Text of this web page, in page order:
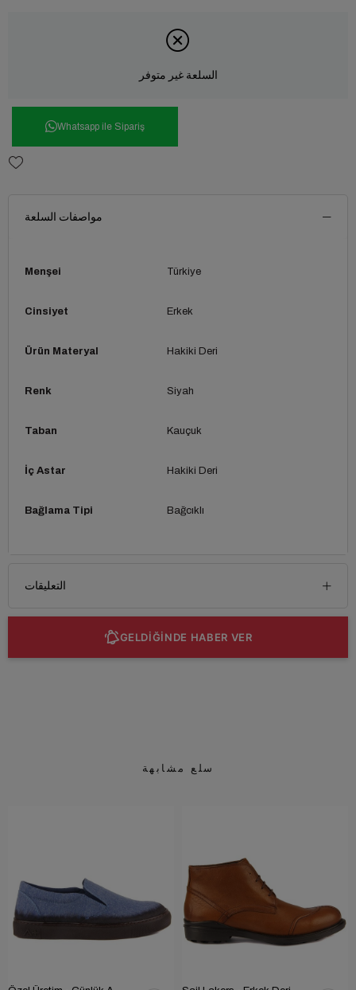
السلعة غير متوفر
Whatsapp ile Sipariş
مواصفات السلعة
Menşei Türkiye
Cinsiyet Erkek
Ürün Materyal Hakiki Deri
Renk Siyah
Taban Kauçuk
İç Astar Hakiki Deri
Bağlama Tipi Bağcıklı
التعليقات
GELDİĞİNDE HABER VER
سلع مشابهة